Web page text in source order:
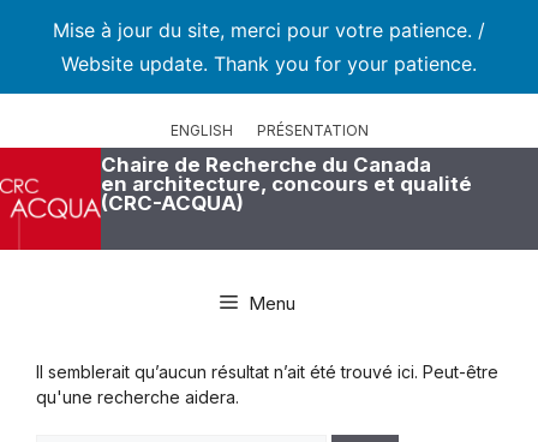
Mise à jour du site, merci pour votre patience. /
Website update. Thank you for your patience.
ENGLISH PRÉSENTATION
Chaire de Recherche du Canada
en architecture, concours et qualité
(CRC-ACQUA)
Menu
Il semblerait qu’aucun résultat n’ait été trouvé ici. Peut-être
qu'une recherche aidera.